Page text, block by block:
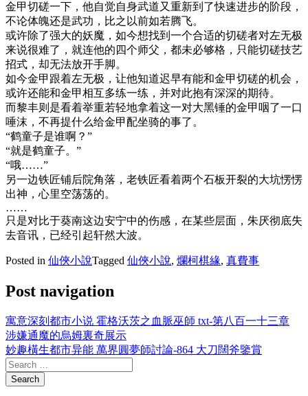
金甲切磋一下，他自觉自身武道又重新到了快速进步的阶段，
不论体魄还是武功，比之以前如若腾飞。
或许除了强大的妖魔，如今想找到一个合适的切磋者对左无极
来说很难了，就连他的四个师父，都未必够格，只能切磋技艺
招式，却无法放开手脚。
如今金甲跟着左无极，让他知道迟早有能和金甲切磋的机会，
或许还能和金甲相互多练一练，并对此抱有深深的期待。
而黎丰则是看着举重若轻地拿着这一对大黑锤的金甲咽了一口
唾沫，不再提什么给金甲配坐骑的事了。
“鹤童子是谁啊？”
“就是鹤童子。”
“哦……”
另一边铁匠铺后院角落，老铁匠看着两个石板开裂的大坑愣愣
出神，心里空荡荡的。
……
只是对比于葵南这边安宁中的伤感，在某些层面，朱厌彻底失
去音讯，已经引起轩然大波。
Posted in 仙俠小說Tagged 仙俠小說, 爛柯棋緣, 真費事
Post navigation
寓意深刻都市小说 霍格沃茨之血脈巫師 txt-第八百一十三章
涉嫌通魔的烏姆裏奇展示
妙趣橫生都市异能 萬界圓夢師討論-864 大刀闊斧鑒賞